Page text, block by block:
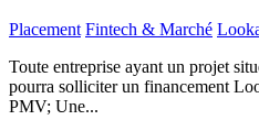
Placement Fintech & Marché
Toute entreprise ayant un projet
pourra solliciter un financement
PMV; Une...